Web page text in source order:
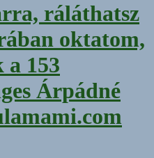
ráláthatsz
oktatom,
153
Árpádné